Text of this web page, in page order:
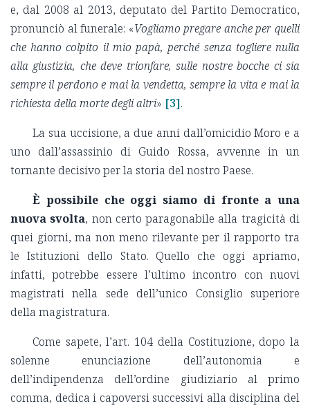
e, dal 2008 al 2013, deputato del Partito Democratico,
pronunciò al funerale: «Vogliamo pregare anche per quelli
che hanno colpito il mio papà, perché senza togliere nulla
alla giustizia, che deve trionfare, sulle nostre bocche ci sia
sempre il perdono e mai la vendetta, sempre la vita e mai la
richiesta della morte degli altri» [3].
La sua uccisione, a due anni dall’omicidio Moro e a
uno dall’assassinio di Guido Rossa, avvenne in un
tornante decisivo per la storia del nostro Paese.
È possibile che oggi siamo di fronte a una
nuova svolta, non certo paragonabile alla tragicità di
quei giorni, ma non meno rilevante per il rapporto tra
le Istituzioni dello Stato. Quello che oggi apriamo,
infatti, potrebbe essere l’ultimo incontro con nuovi
magistrati nella sede dell’unico Consiglio superiore
della magistratura.
Come sapete, l’art. 104 della Costituzione, dopo la
solenne enunciazione dell’autonomia e
dell’indipendenza dell’ordine giudiziario al primo
comma, dedica i capoversi successivi alla disciplina del